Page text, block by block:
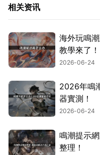
相关资讯
海外玩鳴
教學來了！
2026-06-24
2026年鳴
器實測！
2026-06-24
鳴潮提示
整理！